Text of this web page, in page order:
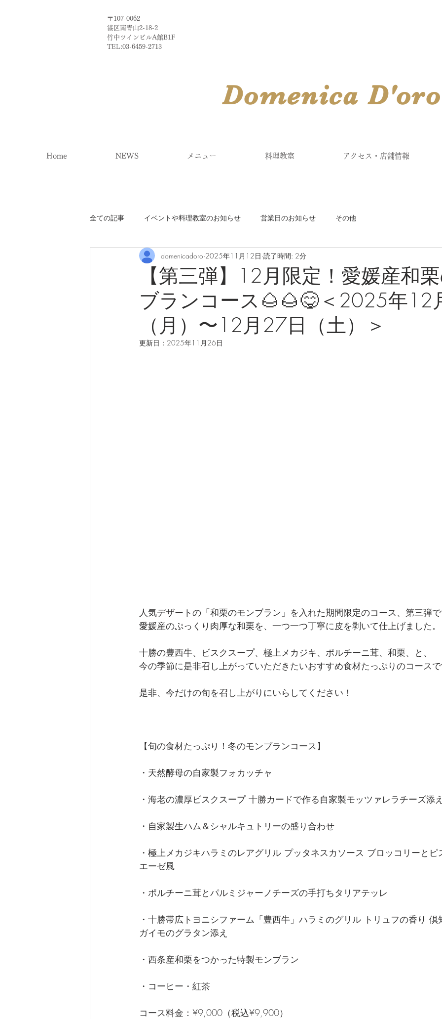
〒107-0062
港区南青山2-18-2​
​竹中ツインビルA館B1F
TEL:03-6459-2713
​Domenica D'oro
Home NEWS メニュー 料理教室 アクセス・店舗情報
全ての記事 イベントや料理教室のお知らせ 営業日のお知らせ その他
【第三弾】12月限定！愛媛産和
ブランコース🌰🌰😋＜2025年12
（月）〜12月27日（土）＞
domenicadoro 2025年11月12日 読了時間: 2分
更新日： 2025年11月26日
人気デザートの「和栗のモンブラン」を入れた期間限定のコース、第三弾
愛媛産のぷっくり肉厚な和栗を、一つ一つ丁寧に皮を剥いて仕上げました。
十勝の豊西牛、ビスクスープ、極上メカジキ、ポルチーニ茸、和栗、と、
今の季節に是非召し上がっていただきたいおすすめ食材たっぷりのコース
是非、今だけの旬を召し上がりにいらしてください！
【旬の食材たっぷり！冬のモンブランコース】
・天然酵母の自家製フォカッチャ
・海老の濃厚ビスクスープ 十勝カードで作る自家製モッツァレラチーズ添
・自家製生ハム＆シャルキュトリーの盛り合わせ
・極上メカジキハラミのレアグリル プッタネスカソース ブロッコリーとピ
エーゼ風
・ポルチーニ茸とパルミジャーノチーズの手打ちタリアテッレ
・十勝帯広トヨニシファーム「豊西牛」ハラミのグリル トリュフの香り 倶
ガイモのグラタン添え
・西条産和栗をつかった特製モンブラン
・コーヒー・紅茶
コース料金：¥9,000（税込¥9,900）